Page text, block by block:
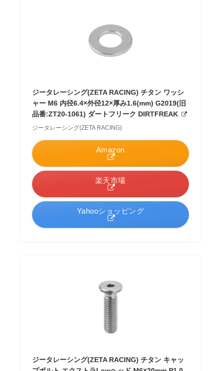
ジータレーシング(ZETA RACING) チタン ワッシ
ャー M6 内径6.4×外径12×厚み1.6(mm) G2019(旧
品番:ZT20-1061) ダートフリーク DIRTFREAK
ジータレーシング(ZETA RACING)
Amazon
楽天市場
Yahooショッピング
ジータレーシング(ZETA RACING) チタン キャッ